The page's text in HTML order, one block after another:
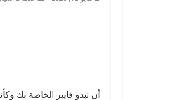
أن تبدو فايبر الخاصة بك